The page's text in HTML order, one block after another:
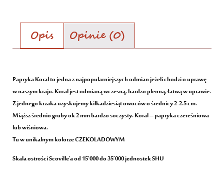
Opis Opinie (0)
Papryka Koral to jedna z najpopularniejszych odmian jeżeli chodzi o uprawę
w naszym kraju. Koral jest odmianą wczesną, bardzo plenną, łatwą w uprawie.
Z jednego krzaka uzyskujemy kilkadziesiąt owoców o średnicy 2-2.5 cm.
Miąższ średnio gruby ok 2 mm bardzo soczysty. Koral – papryka czereśniowa
lub wiśniowa.
Tu w unikalnym kolorze CZEKOLADOWYM
Skala ostrości Scoville’a od 15’000 do 35’000 jednostek SHU